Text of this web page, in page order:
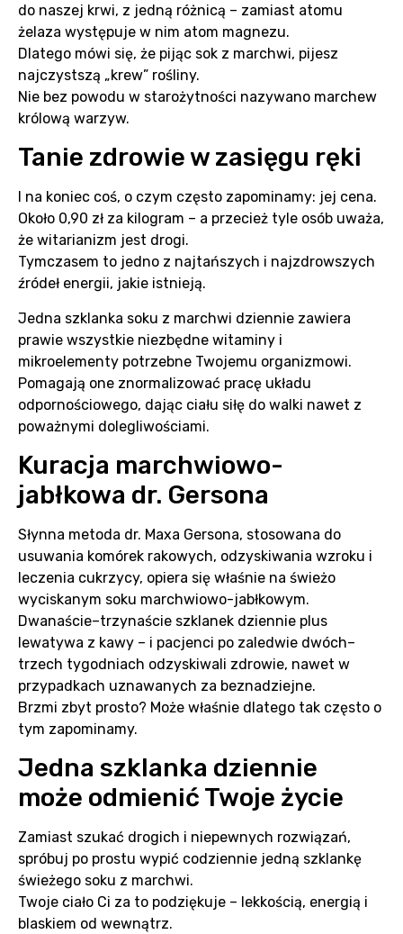
do naszej krwi, z jedną różnicą – zamiast atomu
żelaza występuje w nim atom magnezu.
Dlatego mówi się, że pijąc sok z marchwi, pijesz
najczystszą „krew” rośliny.
Nie bez powodu w starożytności nazywano marchew
królową warzyw.
Tanie zdrowie w zasięgu ręki
I na koniec coś, o czym często zapominamy: jej cena.
Około 0,90 zł za kilogram – a przecież tyle osób uważa,
że witarianizm jest drogi.
Tymczasem to jedno z najtańszych i najzdrowszych
źródeł energii, jakie istnieją.
Jedna szklanka soku z marchwi dziennie zawiera
prawie wszystkie niezbędne witaminy i
mikroelementy potrzebne Twojemu organizmowi.
Pomagają one znormalizować pracę układu
odpornościowego, dając ciału siłę do walki nawet z
poważnymi dolegliwościami.
Kuracja marchwiowo-
jabłkowa dr. Gersona
Słynna metoda dr. Maxa Gersona, stosowana do
usuwania komórek rakowych, odzyskiwania wzroku i
leczenia cukrzycy, opiera się właśnie na świeżo
wyciskanym soku marchwiowo-jabłkowym.
Dwanaście–trzynaście szklanek dziennie plus
lewatywa z kawy – i pacjenci po zaledwie dwóch–
trzech tygodniach odzyskiwali zdrowie, nawet w
przypadkach uznawanych za beznadziejne.
Brzmi zbyt prosto? Może właśnie dlatego tak często o
tym zapominamy.
Jedna szklanka dziennie
może odmienić Twoje życie
Zamiast szukać drogich i niepewnych rozwiązań,
spróbuj po prostu wypić codziennie jedną szklankę
świeżego soku z marchwi.
Twoje ciało Ci za to podziękuje – lekkością, energią i
blaskiem od wewnątrz.